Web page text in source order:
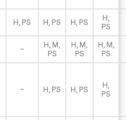
H, PS H, PS H, PS
H,
PS
–
H, M,
PS
H, M,
PS
H, M,
PS
– H, PS H, PS
H,
PS